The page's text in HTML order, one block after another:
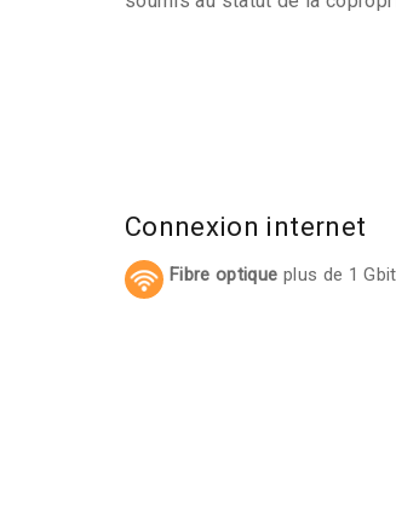
Connexion internet
Fibre optique plus de 1